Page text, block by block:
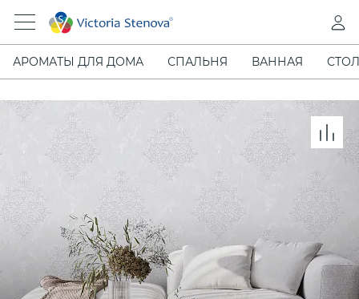
АРОМАТЫ ДЛЯ ДОМА СПАЛЬНЯ ВАННАЯ